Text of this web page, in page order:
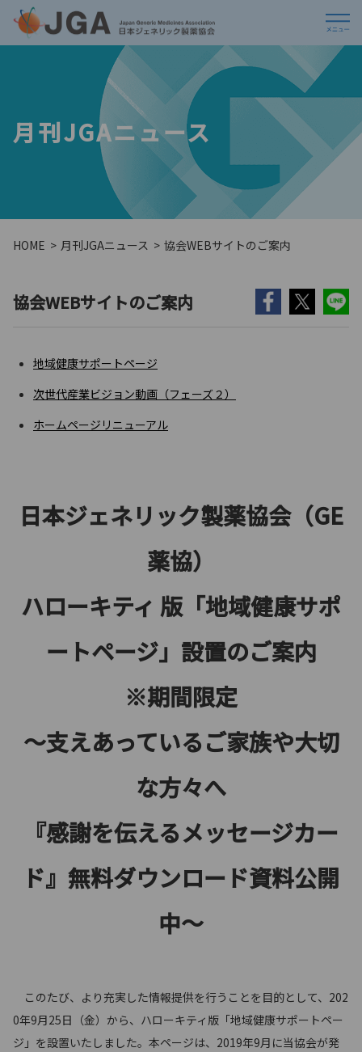
月刊JGAニュース
HOME 月刊JGAニュース 協会WEBサイトのご案内
協会WEBサイトのご案内
地域健康サポートページ
次世代産業ビジョン動画（フェーズ２）
ホームページリニューアル
日本ジェネリック製薬協会（GE
薬協）
ハローキティ 版「地域健康サポ
ートページ」設置のご案内
※期間限定
～支えあっているご家族や大切
な方々へ
『感謝を伝えるメッセージカー
ド』無料ダウンロード資料公開
中～
このたび、より充実した情報提供を行うことを目的として、202
0年9月25日（金）から、ハローキティ版「地域健康サポートペー
ジ」を設置いたしました。本ページは、2019年9月に当協会が発